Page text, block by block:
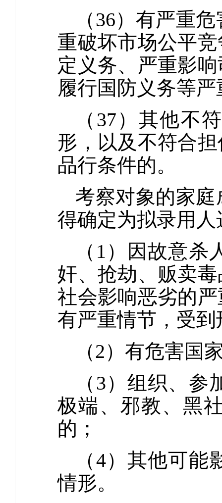
（36）有严重
重破坏市场公平
定义务、严重影
履行国防义务等
（37）其他不
形，以及不符合
品行条件的。
考察对象的家
得确定为拟录用人
（1）因故意
奸、抢劫、贩卖
社会影响恶劣的
有严重情节，受
（2）有危害国
（3）组织、
极端、邪教、黑
的；
（4）其他可
情形。